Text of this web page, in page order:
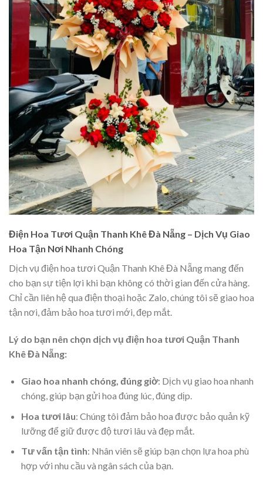
Điện Hoa Tươi Quận Thanh Khê Đà Nẵng – Dịch Vụ Giao
Hoa Tận Nơi Nhanh Chóng
Dịch vụ điện hoa tươi Quận Thanh Khê Đà Nẵng mang đến
cho bạn sự tiện lợi khi bạn không có thời gian đến cửa hàng.
Chỉ cần liên hệ qua điện thoại hoặc Zalo, chúng tôi sẽ giao hoa
tận nơi, đảm bảo hoa tươi mới, đẹp mắt.
Lý do bạn nên chọn dịch vụ điện hoa tươi Quận Thanh
Khê Đà Nẵng:
Giao hoa nhanh chóng, đúng giờ: Dịch vụ giao hoa nhanh
chóng, giúp bạn gửi hoa đúng lúc, đúng dịp.
Hoa tươi lâu: Chúng tôi đảm bảo hoa được bảo quản kỹ
lưỡng để giữ được độ tươi lâu và đẹp mắt.
Tư vấn tận tình: Nhân viên sẽ giúp bạn chọn lựa hoa phù
hợp với nhu cầu và ngân sách của bạn.